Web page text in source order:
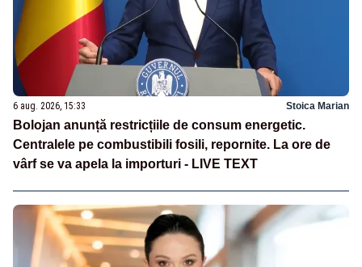
6 aug. 2026, 15:33 Stoica Marian
Bolojan anunță restricțiile de consum energetic.
Centralele pe combustibili fosili, repornite. La ore de
vârf se va apela la importuri - LIVE TEXT